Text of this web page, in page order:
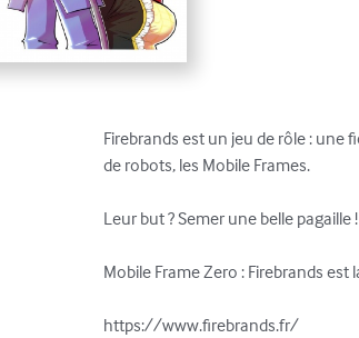
Firebrands est un jeu de rôle :
de robots, les Mobile Frames.
Leur but ? Semer une belle
Mobile Frame Zero : Firebrands
https://www.firebrands.fr/